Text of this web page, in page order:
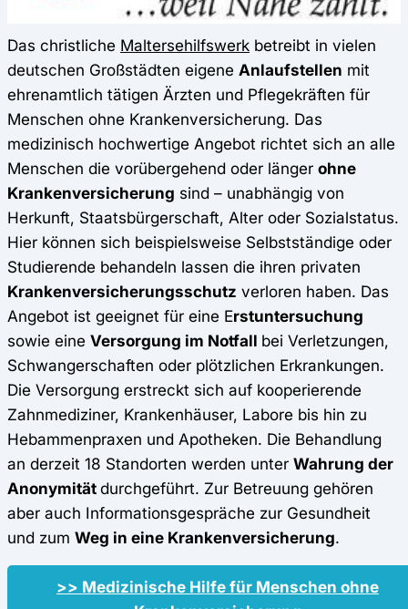
Das christliche Maltersehilfswerk betreibt in vielen
deutschen Großstädten eigene Anlaufstellen mit
ehrenamtlich tätigen Ärzten und Pflegekräften für
Menschen ohne Krankenversicherung. Das
medizinisch hochwertige Angebot richtet sich an alle
Menschen die vorübergehend oder länger ohne
Krankenversicherung sind – unabhängig von
Herkunft, Staatsbürgerschaft, Alter oder Sozialstatus.
Hier können sich beispielsweise Selbstständige oder
Studierende behandeln lassen die ihren privaten
Krankenversicherungsschutz verloren haben. Das
Angebot ist geeignet für eine Erstuntersuchung
sowie eine Versorgung im Notfall bei Verletzungen,
Schwangerschaften oder plötzlichen Erkrankungen.
Die Versorgung erstreckt sich auf kooperierende
Zahnmediziner, Krankenhäuser, Labore bis hin zu
Hebammenpraxen und Apotheken. Die Behandlung
an derzeit 18 Standorten werden unter Wahrung der
Anonymitätdurchgeführt. Zur Betreuung gehören
aber auch Informationsgespräche zur Gesundheit
und zum Weg in eine Krankenversicherung.
>> Medizinische Hilfe für Menschen ohne